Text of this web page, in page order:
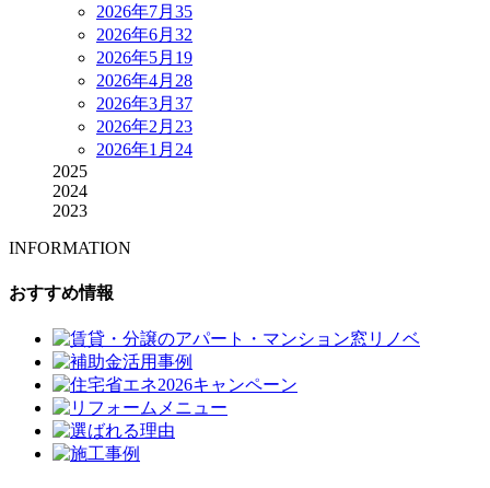
2026年7月 35
2026年6月 32
2026年5月 19
2026年4月 28
2026年3月 37
2026年2月 23
2026年1月 24
2025
2024
2023
INFORMATION
おすすめ情報